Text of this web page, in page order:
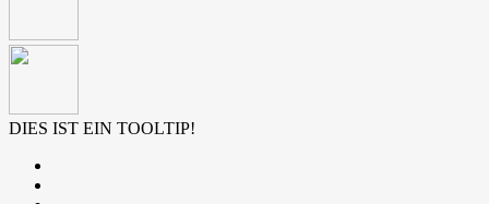
DIES IST EIN TOOLTIP!